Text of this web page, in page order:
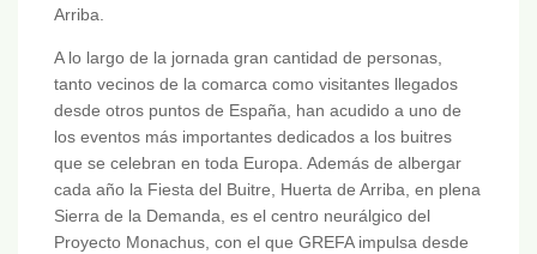
Arriba.
A lo largo de la jornada gran cantidad de personas,
tanto vecinos de la comarca como visitantes llegados
desde otros puntos de España, han acudido a uno de
los eventos más importantes dedicados a los buitres
que se celebran en toda Europa. Además de albergar
cada año la Fiesta del Buitre, Huerta de Arriba, en plena
Sierra de la Demanda, es el centro neurálgico del
Proyecto Monachus, con el que GREFA impulsa desde